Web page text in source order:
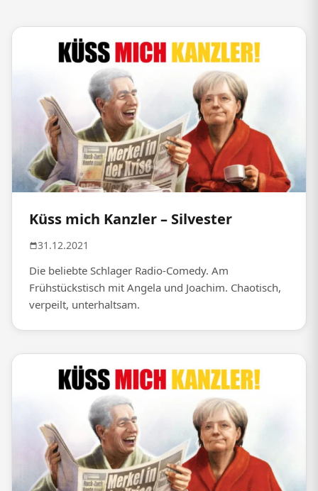
Küss mich Kanzler – Silvester
31.12.2021
Die beliebte Schlager Radio-Comedy. Am
Frühstückstisch mit Angela und Joachim. Chaotisch,
verpeilt, unterhaltsam.